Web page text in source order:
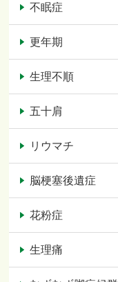
不眠症
更年期
生理不順
五十肩
リウマチ
脳梗塞後遺症
花粉症
生理痛